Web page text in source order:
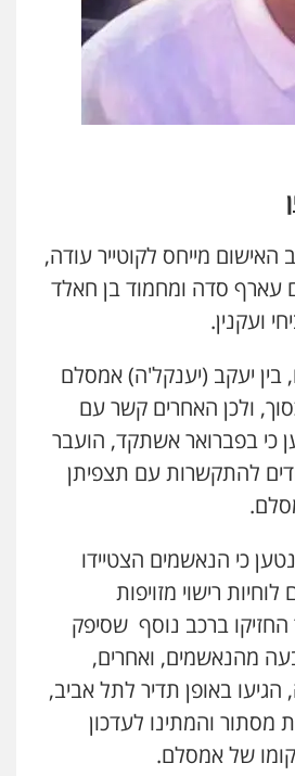
מייחס לקוטייר עודה,
עארף סדה ומחמוד בן חאלד
ועקנין.
בין יעקב (יענקל'ה) אמסלם
ולכן האחרים קשר עם
כי בפברואר אשתקד, הועבר
להתקשרות עם תצפיתן
כי הנאשמים הצטיידו
רישוי מזויפות
החזיקו ברכב נוסף שסיפק
מהנאשמים, ואחרים,
באופן תדיר לתל אביב,
והמתינו לעדכון
של אמסלם.